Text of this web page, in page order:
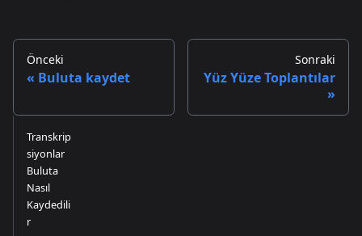
Önceki
Buluta kaydet
Sonraki
Yüz Yüze Toplantılar
Transkrip
siyonlar
Buluta
Nasıl
Kaydedili
r